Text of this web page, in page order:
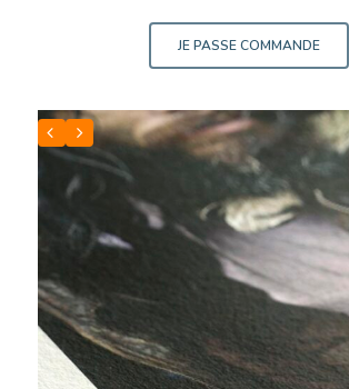
JE PASSE COMMANDE